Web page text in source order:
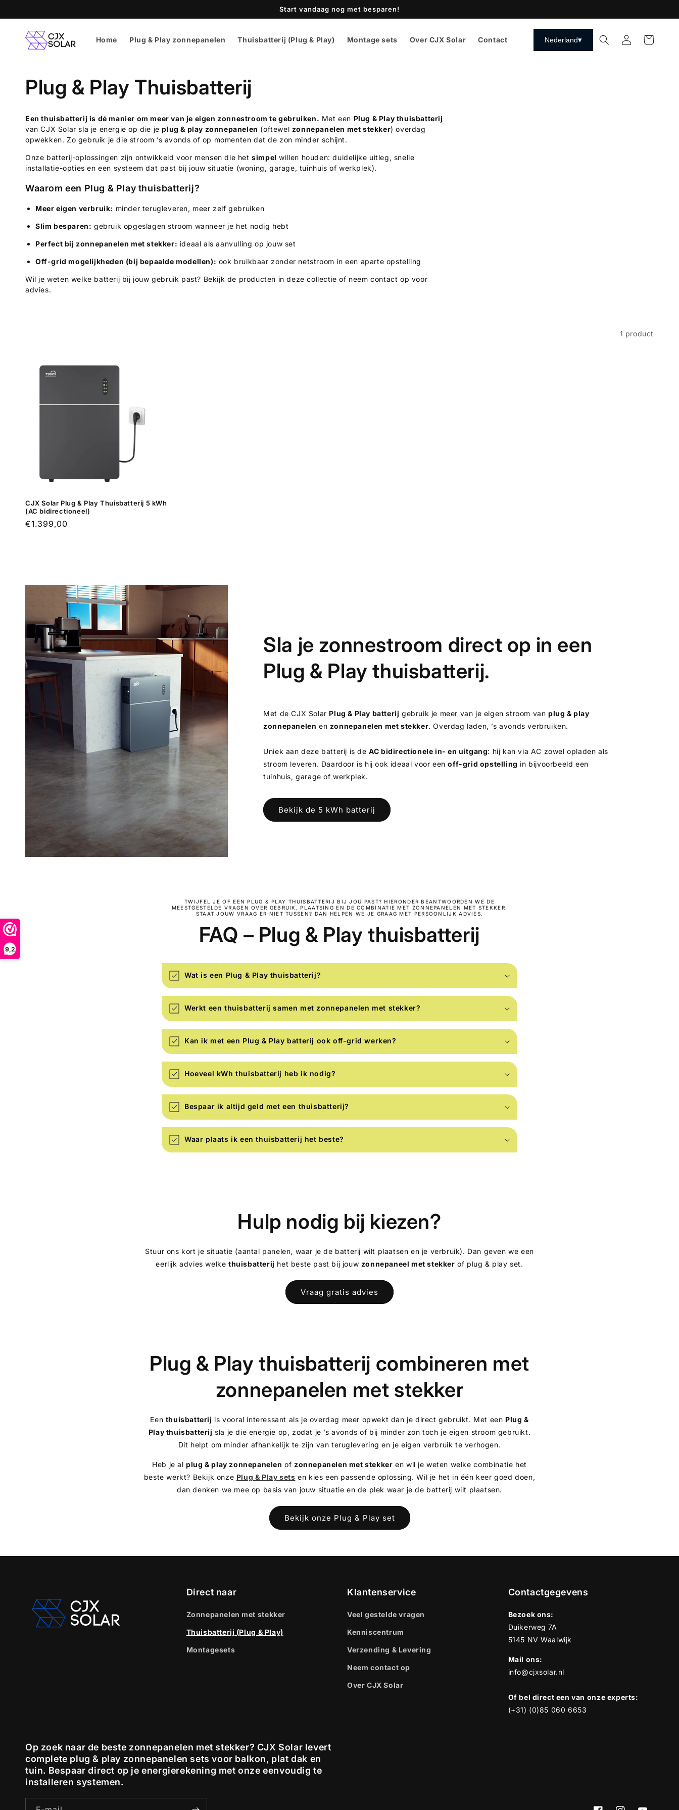
9,2
content
Start vandaag nog met besparen!
Home Plug & Play zonnepanelen Thuisbatterij (Plug & Play) Montage sets Over CJX Solar Contact Nederland▾ Inloggen
Winkelwagen
C
o
l
l
e
c
t
i
e
Plug & Play Thuisbatterij
Een thuisbatterij is dé manier om meer van je eigen zonnestroom te gebruiken. Met een Plug & Play thuisbatterij
van CJX Solar sla je energie op die jeplug & play zonnepanelen (oftewel zonnepanelen met stekker) overdag
opwekken. Zo gebruik je die stroom ’s avonds of op momenten dat de zon minder schijnt.
Onze batterij-oplossingen zijn ontwikkeld voor mensen die hetsimpel willen houden: duidelijke uitleg, snelle
installatie-opties en een systeem dat past bij jouw situatie (woning, garage, tuinhuis of werkplek).
Waarom een Plug & Play thuisbatterij?
Meer eigen verbruik: minder terugleveren, meer zelf gebruiken
Slim besparen: gebruik opgeslagen stroom wanneer je het nodig hebt
Perfect bij zonnepanelen met stekker: ideaal als aanvulling op jouw set
Off-grid mogelijkheden (bij bepaalde modellen): ook bruikbaar zonder netstroom in een aparte opstelling
Wil je weten welke batterij bij jouw gebruik past? Bekijk de producten in deze collectie of neem contact op voor
advies.
1 product
CJX Solar Plug & Play Thuisbatterij 5 kWh
(AC bidirectioneel)
Normale
€1.399,00
Sla je zonnestroom direct op in een
Plug & Play thuisbatterij.
Met de CJX Solar Plug & Play batterij gebruik je meer van je eigen stroom vanplug & play
zonnepanelen en zonnepanelen met stekker. Overdag laden, ’s avonds verbruiken.
Uniek aan deze batterij is deAC bidirectionele in- en uitgang: hij kan via AC zowel opladen als
stroom leveren. Daardoor is hij ook ideaal voor eenoff-grid opstelling in bijvoorbeeld een
tuinhuis, garage of werkplek.
Bekijk de 5 kWh batterij
TWIJFEL JE OF EEN PLUG & PLAY THUISBATTERIJ BIJ JOU PAST? HIERONDER BEANTWOORDEN WE DE
MEESTGESTELDE VRAGEN OVER GEBRUIK, PLAATSING EN DE COMBINATIE MET ZONNEPANELEN MET STEKKER.
STAAT JOUW VRAAG ER NIET TUSSEN? DAN HELPEN WE JE GRAAG MET PERSOONLIJK ADVIES.
FAQ – Plug & Play thuisbatterij
Wat is een Plug & Play thuisbatterij?
Werkt een thuisbatterij samen met zonnepanelen met stekker?
Kan ik met een Plug & Play batterij ook off-grid werken?
Hoeveel kWh thuisbatterij heb ik nodig?
Bespaar ik altijd geld met een thuisbatterij?
Waar plaats ik een thuisbatterij het beste?
Hulp nodig bij kiezen?
Stuur ons kort je situatie (aantal panelen, waar je de batterij wilt plaatsen en je verbruik). Dan geven we een
eerlijk advies welke thuisbatterij het beste past bij jouw zonnepaneel met stekker of plug & play set.
Vraag gratis advies
Plug & Play thuisbatterij combineren met
zonnepanelen met stekker
Een thuisbatterij is vooral interessant als je overdag meer opwekt dan je direct gebruikt. Met een Plug &
Play thuisbatterij sla je die energie op, zodat je ’s avonds of bij minder zon toch je eigen stroom gebruikt.
Dit helpt om minder afhankelijk te zijn van teruglevering en je eigen verbruik te verhogen.
Heb je alplug & play zonnepanelen of zonnepanelen met stekker en wil je weten welke combinatie het
beste werkt? Bekijk onze Plug & Play sets en kies een passende oplossing. Wil je het in één keer goed doen,
dan denken we mee op basis van jouw situatie en de plek waar je de batterij wilt plaatsen.
Bekijk onze Plug & Play set
Direct naar
Zonnepanelen met stekker
Thuisbatterij (Plug & Play)
Montagesets
Klantenservice
Veel gestelde vragen
Kenniscentrum
Verzending & Levering
Neem contact op
Over CJX Solar
Contactgegevens
Bezoek ons:
Duikerweg 7A
5145 NV Waalwijk
Mail ons:
info@cjxsolar.nl
Of bel direct een van onze experts:
(+31) (0)85 060 6653
Op zoek naar de beste zonnepanelen met stekker? CJX Solar levert
complete plug & play zonnepanelen sets voor balkon, plat dak en
tuin. Bespaar direct op je energierekening met onze eenvoudig te
installeren systemen.